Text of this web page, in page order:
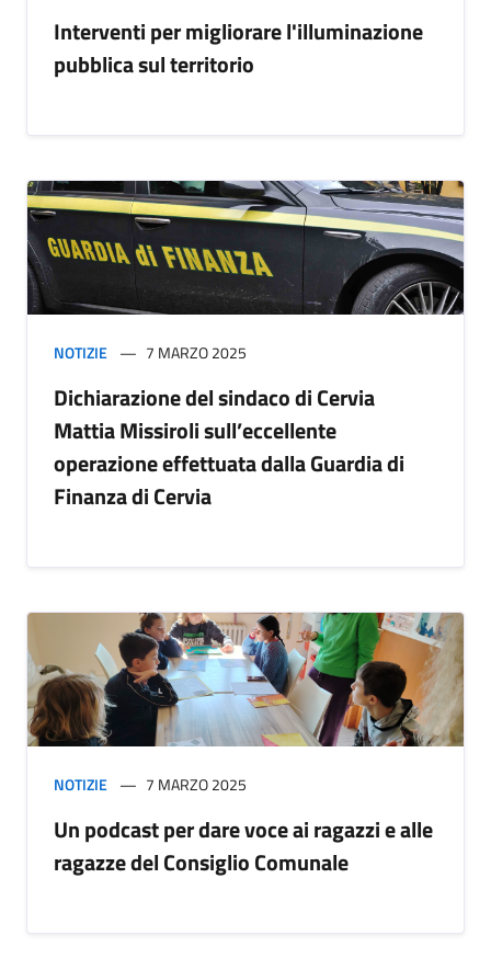
Interventi per migliorare l'illuminazione
pubblica sul territorio
NOTIZIE 7 MARZO 2025
Dichiarazione del sindaco di Cervia
Mattia Missiroli sull’eccellente
operazione effettuata dalla Guardia di
Finanza di Cervia
NOTIZIE 7 MARZO 2025
Un podcast per dare voce ai ragazzi e alle
ragazze del Consiglio Comunale